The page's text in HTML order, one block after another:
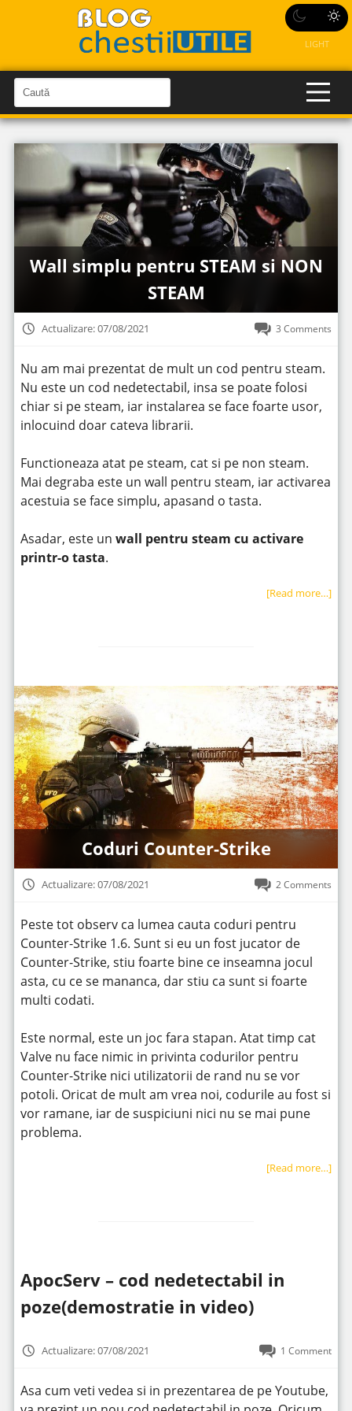
LIGHT
a
u
t
î
n
s
i
C
a
u
ă
i
t
e
Wall simplu pentru STEAM si NON
STEAM
Actualizare: 07/08/2021 3 Comments
Nu am mai prezentat de mult un cod pentru steam.
Nu este un cod nedetectabil, insa se poate folosi
chiar si pe steam, iar instalarea se face foarte usor,
inlocuind doar cateva librarii.
Functioneaza atat pe steam, cat si pe non steam.
Mai degraba este un wall pentru steam, iar activarea
acestuia se face simplu, apasand o tasta.
Asadar, este un wall pentru steam cu activare
printr-o tasta.
[Read more…]
Coduri Counter-Strike
Actualizare: 07/08/2021 2 Comments
Peste tot observ ca lumea cauta coduri pentru
Counter-Strike 1.6. Sunt si eu un fost jucator de
Counter-Strike, stiu foarte bine ce inseamna jocul
asta, cu ce se mananca, dar stiu ca sunt si foarte
multi codati.
Este normal, este un joc fara stapan. Atat timp cat
Valve nu face nimic in privinta codurilor pentru
Counter-Strike nici utilizatorii de rand nu se vor
potoli. Oricat de mult am vrea noi, codurile au fost si
vor ramane, iar de suspiciuni nici nu se mai pune
problema.
[Read more…]
ApocServ – cod nedetectabil in
poze(demostratie in video)
Actualizare: 07/08/2021 1 Comment
Asa cum veti vedea si in prezentarea de pe Youtube,